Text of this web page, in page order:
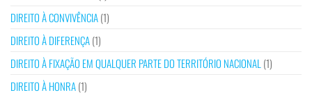
DIREITO À CONVIVÊNCIA(1)
DIREITO À DIFERENÇA(1)
DIREITO À FIXAÇÃO EM QUALQUER PARTE DO TERRITÓRIO NACIONAL (1)
DIREITO À HONRA(1)